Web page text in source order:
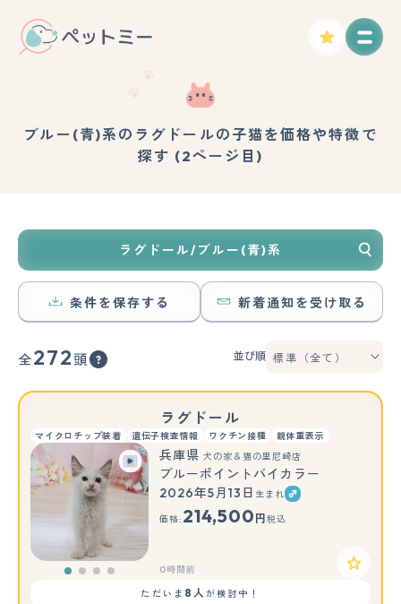
ブルー(青)系のラグドールの子猫を価格や特徴で
探す (2ページ目)
ラグドール/ブルー(青)系
条件を保存する 新着通知を受け取る
全272 頭 並び順
ラグドール
マイクロチップ装着 遺伝子検査情報 ワクチン接種 親体重表示
兵庫県 犬の家＆猫の里尼崎店
ブルーポイントバイカラー
2026年5月13日 生まれ
価格: 214,500 円 税込
0時間前
ただいま 8人が検討中！